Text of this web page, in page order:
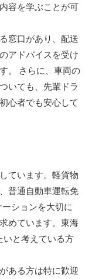
容を学ぶことが可
窓口があり、配送
アドバイスを受け
。 さらに、車両の
いても、先輩ドラ
心者でも安心して
ています。軽貨物
普通自動車運転免
ションを大切に
めています。東海
と考えている方
ある方は特に歓迎